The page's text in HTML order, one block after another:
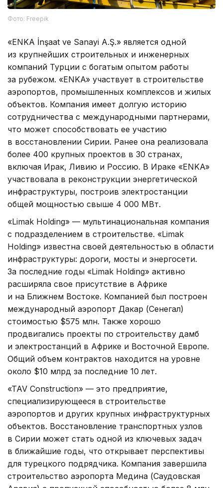
Фото: Freepik
«ENKA İnşaat ve Sanayi A.Ş.» является одной
из крупнейших строительных и инженерных
компаний Турции с богатым опытом работы
за рубежом. «ENKA» участвует в строительстве
аэропортов, промышленных комплексов и жилых
объектов. Компания имеет долгую историю
сотрудничества с международными партнерами,
что может способствовать ее участию
в восстановлении Сирии. Ранее она реализовала
более 400 крупных проектов в 30 странах,
включая Ирак, Ливию и Россию. В Ираке «ENKA»
участвовала в реконструкции энергетической
инфраструктуры, построив электростанции
общей мощностью свыше 4 000 МВт.
«Limak Holding» — мультинациональная компания
с подразделением в строительстве. «Limak
Holding» известна своей деятельностью в области
инфраструктуры: дороги, мосты и энергосети.
За последние годы «Limak Holding» активно
расширяла свое присутствие в Африке
и на Ближнем Востоке. Компанией был построен
международный аэропорт Дакар (Сенегал)
стоимостью $575 млн. Также хорошо
продвигались проекты по строительству дамб
и электростанций в Африке и Восточной Европе.
Общий объем контрактов находится на уровне
около $10 млрд за последние 10 лет.
«TAV Construction» — это предприятие,
специализирующееся в строительстве
аэропортов и других крупных инфраструктурных
объектов. Восстановление транспортных узлов
в Сирии может стать одной из ключевых задач
в ближайшие годы, что открывает перспективы
для турецкого подрядчика. Компания завершила
строительство аэропорта Медина (Саудовская